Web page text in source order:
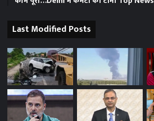
Last Modified Posts